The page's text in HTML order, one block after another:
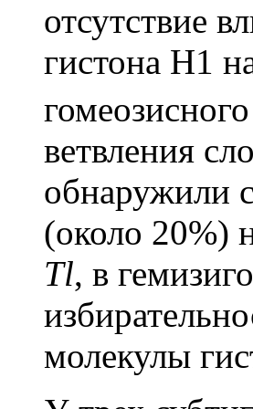
отсутствие
гистона Н1
ветвления
обнаружили
(около 20%)
Tl, в
молекулы